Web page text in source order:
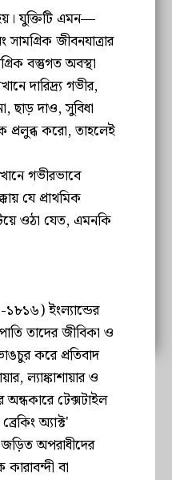
যুক্তিটি এমন—
জীবনযাত্রার
বস্তুগত অবস্থা
দারিদ্র্য গভীর,
ছাড় দাও, সুবিধা
প্রলুব্ধ করো, তাহলেই
গভীরভাবে
যে প্রাথমিক
ওঠা যেত, এমনকি
ইংল্যান্ডের
তাদের জীবিকা ও
করে প্রতিবাদ
ল্যাঙ্কাশায়ার ও
টেক্সটাইল
অ্যাক্ট'
অপরাধীদের
বা